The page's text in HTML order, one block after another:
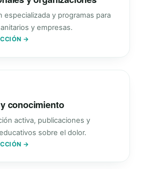
especializada y programas para
y empresas.
→
conocimiento
activa, publicaciones y
sobre el dolor.
→